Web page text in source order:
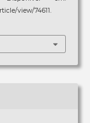
view/74611.